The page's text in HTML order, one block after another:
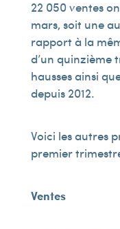
22 050 ventes
mars, soit une
rapport à la
d’un quinzième
hausses ainsi
depuis 2012.
Voici les autres
premier
Ventes